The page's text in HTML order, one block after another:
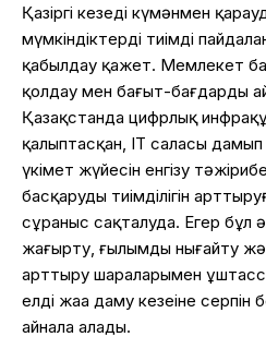
Қазіргі кезеңді күмәнмен
мүмкіндіктерді тиімді
қабылдау қажет. Мемлекет
қолдау мен бағыт-бағдарды
Қазақстанда цифрлық
қалыптасқан, ІТ саласы
үкімет жүйесін енгізу
басқарудың тиімділігін
сұраныс сақталуда. Егер бұл
жаңғырту, ғылымды нығайту
арттыру шараларымен
елдің жаңа даму кезеңіне
айнала алады.